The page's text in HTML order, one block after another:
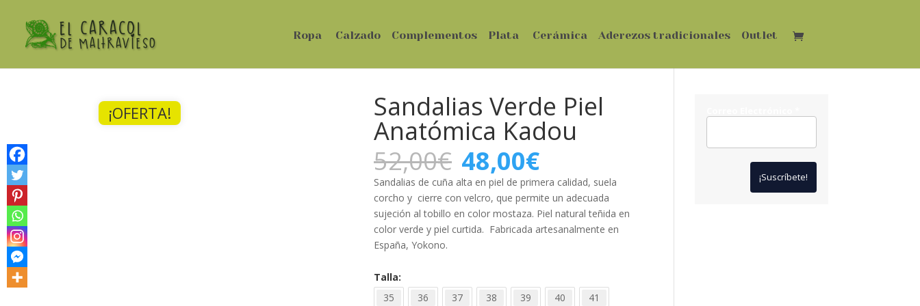
Ropa Calzado Complementos Plata Cerámica Aderezos tradicionales Outlet
¡OFERTA! Sandalias Verde Piel
Anatómica Kadou
52,00€ El
precio
original
era:
52,00€.
48,00€El
precio
actual
es:
48,00€.
Sandalias de cuña alta en piel de primera calidad, suela
corcho y cierre con velcro, que permite un adecuada
sujeción al tobillo en color mostaza. Piel natural teñida en
color verde y piel curtida. Fabricada artesanalmente en
España, Yokono.
Talla
35
36 37 38 39 40 41